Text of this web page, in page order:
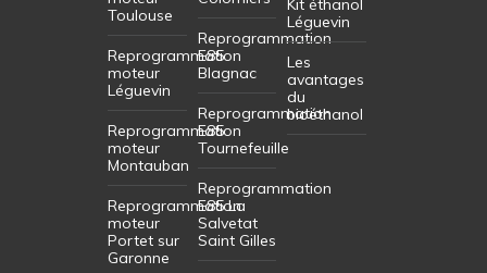
Toulouse
Reprogrammation
moteur
Léguevin
Reprogrammation
moteur
Montauban
Reprogrammation
moteur
Portet sur
Garonne
Reprogrammation
E85
Blagnac
Reprogrammation
E85
Tournefeuille
Reprogrammation
E85 La
Salvetat
Saint Gilles
Kit éthanol
Léguevin
Les
avantages
du
bioéthanol